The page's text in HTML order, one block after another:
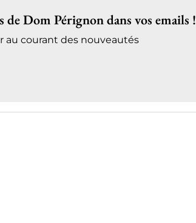
de Dom Pérignon dans vos emails !
au courant des nouveautés